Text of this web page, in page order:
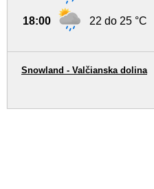
18:00 22 do 25 °C
Snowland - Valčianska dolina